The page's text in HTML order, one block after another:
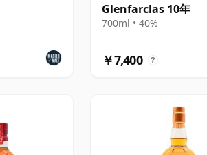
Glenfarclas 10年
700ml • 40%
￥7,400 ?